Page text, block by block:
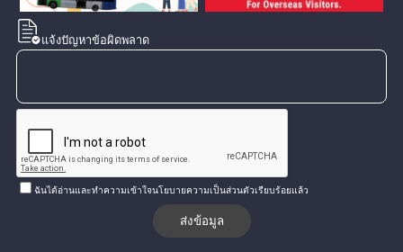
แจ้งปัญหาข้อผิดพลาด
ฉันได้อ่านและทำความเข้าใจนโยบายความเป็นส่วนตัวเรียบร้อยแล้ว